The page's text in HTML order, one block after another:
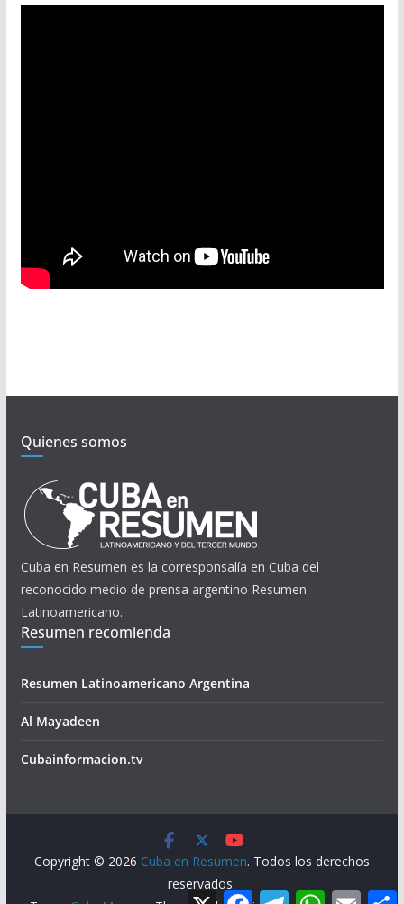
Quienes somos
Cuba en Resumen es la corresponsalía en Cuba del
reconocido medio de prensa argentino Resumen
Latinoamericano.
Resumen recomienda
Resumen Latinoamericano Argentina
Al Mayadeen
Cubainformacion.tv
Copyright © 2026 Cuba en Resumen. Todos los derechos
reservados.
X F T W E